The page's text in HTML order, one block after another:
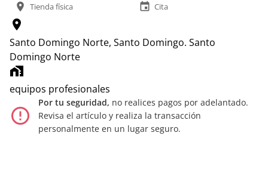
location_on Tienda física event Cita
location_on
Santo Domingo Norte, Santo Domingo. Santo
Domingo Norte
home_work
equipos profesionales
error_outline
Por tu seguridad, no realices pagos por adelantado.
Revisa el artículo y realiza la transacción
personalmente en un lugar seguro.